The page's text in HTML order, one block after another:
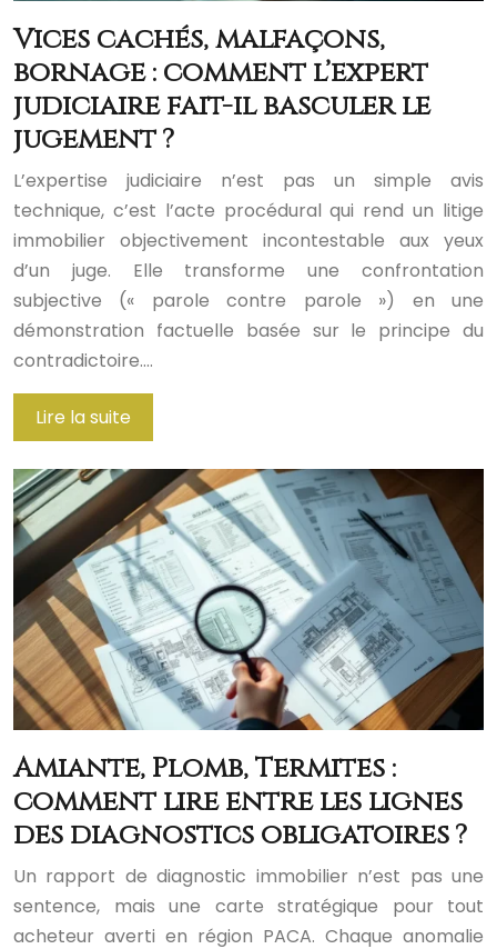
Vices cachés, malfaçons,
bornage : comment l’expert
judiciaire fait-il basculer le
jugement ?
L’expertise judiciaire n’est pas un simple avis
technique, c’est l’acte procédural qui rend un litige
immobilier objectivement incontestable aux yeux
d’un juge. Elle transforme une confrontation
subjective (« parole contre parole ») en une
démonstration factuelle basée sur le principe du
contradictoire….
Lire la suite
Amiante, Plomb, Termites :
comment lire entre les lignes
des diagnostics obligatoires ?
Un rapport de diagnostic immobilier n’est pas une
sentence, mais une carte stratégique pour tout
acheteur averti en région PACA. Chaque anomalie